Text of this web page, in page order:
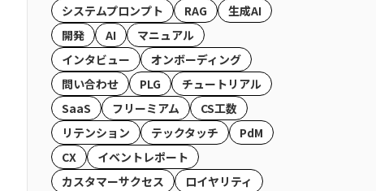
システムプロンプト
RAG
生成AI
開発
AI
マニュアル
インタビュー
オンボーディング
問い合わせ
PLG
チュートリアル
SaaS
フリーミアム
CS工数
リテンション
テックタッチ
PdM
CX
イベントレポート
カスタマーサクセス
ロイヤリティ